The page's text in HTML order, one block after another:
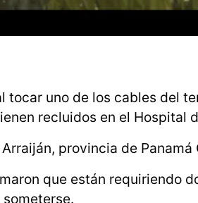
tocar uno de los cables del
recluidos en el Hospital
provincia de Panamá
que están requiriendo